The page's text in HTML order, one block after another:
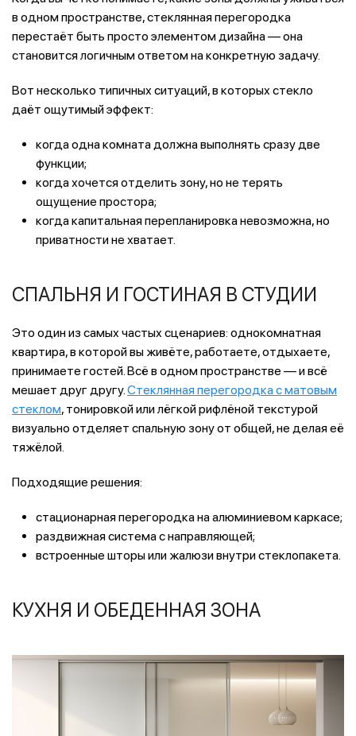
в одном пространстве, стеклянная перегородка
перестаёт быть просто элементом дизайна — она
становится логичным ответом на конкретную задачу.
Вот несколько типичных ситуаций, в которых стекло
даёт ощутимый эффект:
когда одна комната должна выполнять сразу две
функции;
когда хочется отделить зону, но не терять
ощущение простора;
когда капитальная перепланировка невозможна, но
приватности не хватает.
СПАЛЬНЯ И ГОСТИНАЯ В СТУДИИ
Это один из самых частых сценариев: однокомнатная
квартира, в которой вы живёте, работаете, отдыхаете,
принимаете гостей. Всё в одном пространстве — и всё
мешает друг другу.Стеклянная перегородка с матовым
стеклом, тонировкой или лёгкой рифлёной текстурой
визуально отделяет спальную зону от общей, не делая её
тяжёлой.
Подходящие решения:
стационарная перегородка на алюминиевом каркасе;
раздвижная система с направляющей;
встроенные шторы или жалюзи внутри стеклопакета.
КУХНЯ И ОБЕДЕННАЯ ЗОНА